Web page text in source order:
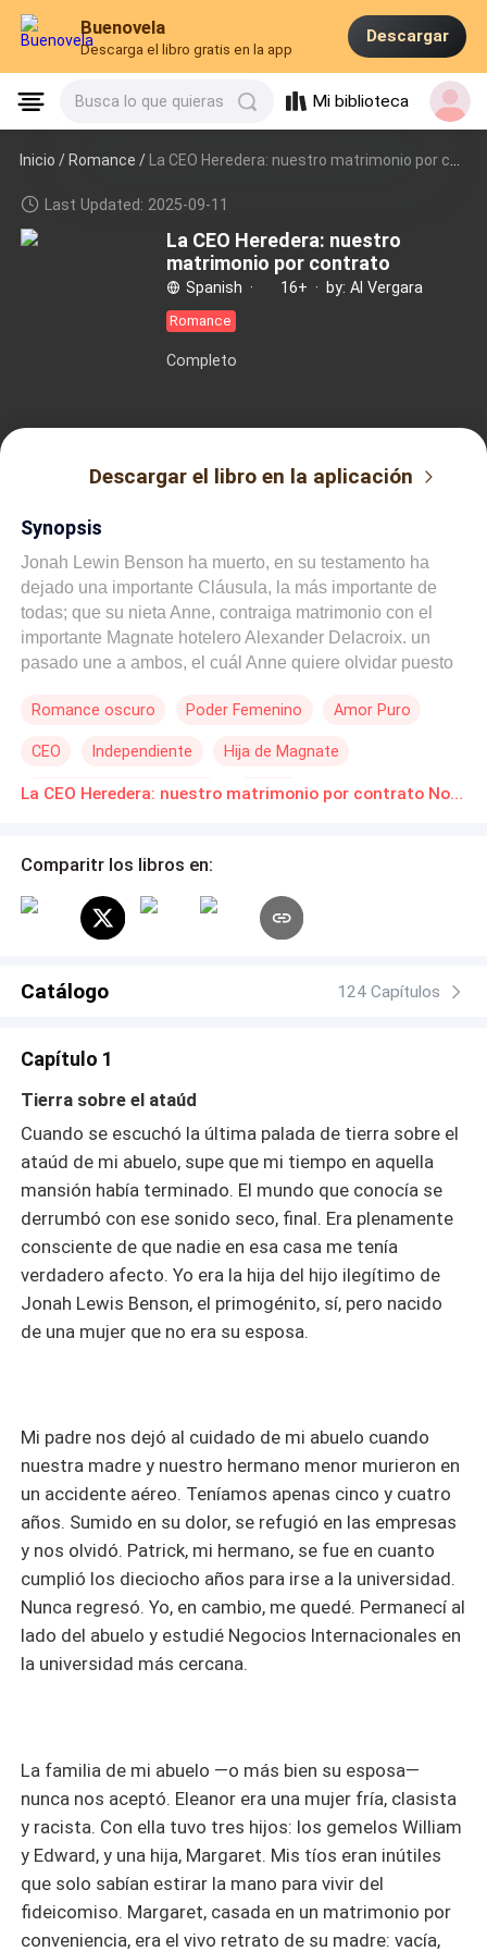
Buenovela
Descarga el libro gratis en la app
Descargar
Busca lo que quieras Mi biblioteca
Inicio /Romance / La CEO Heredera: nuestro matrimonio por contrato
Last Updated: 2025-09-11
La CEO Heredera: nuestro
matrimonio por contrato
Spanish · 16+ · by: Al Vergara
Romance
Completo
Descargar el libro en la aplicación
Synopsis
Jonah Lewin Benson ha muerto, en su testamento ha
dejado una importante Cláusula, la más importante de
todas; que su nieta Anne, contraiga matrimonio con el
importante Magnate hotelero Alexander Delacroix. un
pasado une a ambos, el cuál Anne quiere olvidar puesto
volver a amarse?
Romance oscuro Poder Femenino Amor Puro
CEO Independiente Hija de Magnate
Matrimonio por Contrato Perdón La CEO Heredera: nuestro matrimonio por contrato Novelas Online Descarga gratuita de PDF
Comparitr los libros en:
Catálogo 124 Capítulos
Capítulo 1
Tierra sobre el ataúd
Cuando se escuchó la última palada de tierra sobre el
ataúd de mi abuelo, supe que mi tiempo en aquella
mansión había terminado. El mundo que conocía se
derrumbó con ese sonido seco, final. Era plenamente
consciente de que nadie en esa casa me tenía
verdadero afecto. Yo era la hija del hijo ilegítimo de
Jonah Lewis Benson, el primogénito, sí, pero nacido
de una mujer que no era su esposa.
Mi padre nos dejó al cuidado de mi abuelo cuando
nuestra madre y nuestro hermano menor murieron en
un accidente aéreo. Teníamos apenas cinco y cuatro
años. Sumido en su dolor, se refugió en las empresas
y nos olvidó. Patrick, mi hermano, se fue en cuanto
cumplió los dieciocho años para irse a la universidad.
Nunca regresó. Yo, en cambio, me quedé. Permanecí al
lado del abuelo y estudié Negocios Internacionales en
la universidad más cercana.
La familia de mi abuelo —o más bien su esposa—
nunca nos aceptó. Eleanor era una mujer fría, clasista
y racista. Con ella tuvo tres hijos: los gemelos William
y Edward, y una hija, Margaret. Mis tíos eran inútiles
que solo sabían estirar la mano para vivir del
fideicomiso. Margaret, casada en un matrimonio por
conveniencia, era el vivo retrato de su madre: vacía,